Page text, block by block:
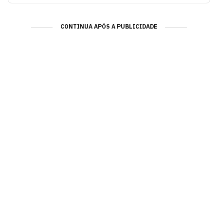
CONTINUA APÓS A PUBLICIDADE